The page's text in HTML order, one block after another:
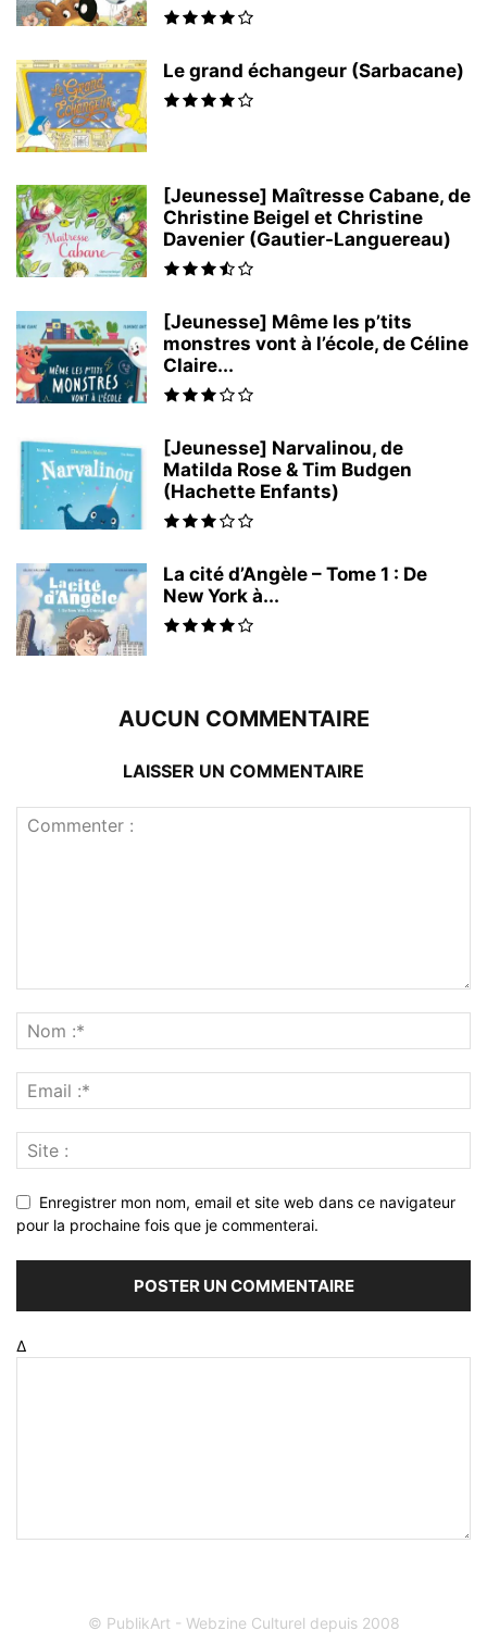
Le grand échangeur (Sarbacane)
[Jeunesse] Maîtresse Cabane, de
Christine Beigel et Christine
Davenier (Gautier-Languereau)
[Jeunesse] Même les p’tits
monstres vont à l’école, de Céline
Claire...
[Jeunesse] Narvalinou, de
Matilda Rose & Tim Budgen
(Hachette Enfants)
La cité d’Angèle – Tome 1 : De
New York à...
AUCUN COMMENTAIRE
LAISSER UN COMMENTAIRE
Enregistrer mon nom, email et site web dans ce navigateur
pour la prochaine fois que je commenterai.
Δ
© PublikArt - Webzine Culturel depuis 2008